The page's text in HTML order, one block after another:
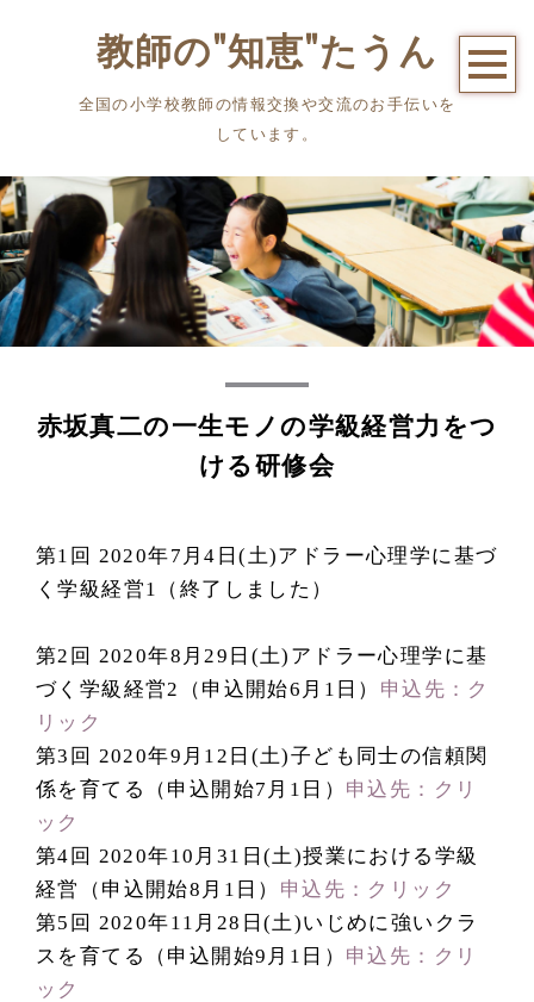
教師の"知恵"たうん
全国の小学校教師の情報交換や交流のお手伝いを
しています。
赤坂真二の一生モノの学級経営力をつ
ける研修会
第1回 2020年7月4日(土)アドラー心理学に基づ
く学級経営1（終了しました）
第2回 2020年8月29日(土)アドラー心理学に基
づく学級経営2（申込開始6月1日） 申込先：ク
リック
第3回 2020年9月12日(土)子ども同士の信頼関
係を育てる（申込開始7月1日） 申込先：クリ
ック
第4回 2020年10月31日(土)授業における学級
経営（申込開始8月1日） 申込先：クリック
第5回 2020年11月28日(土)いじめに強いクラ
スを育てる（申込開始9月1日） 申込先：クリ
ック